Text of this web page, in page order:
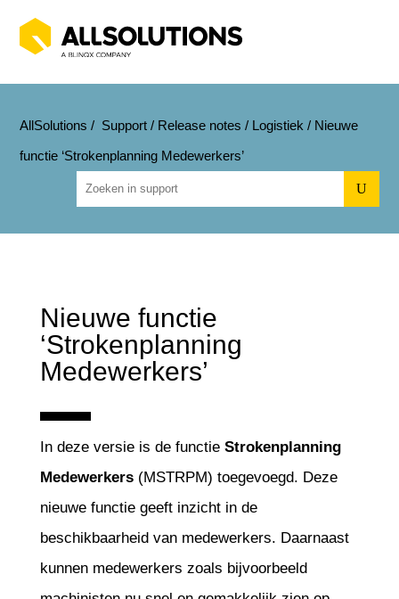
AllSolutions / Support/ Release notes / Logistiek / Nieuwe
functie ‘Strokenplanning Medewerkers’
U
Nieuwe functie
‘Strokenplanning
Medewerkers’
In deze versie is de functie Strokenplanning
Medewerkers(MSTRPM) toegevoegd. Deze
nieuwe functie geeft inzicht in de
beschikbaarheid van medewerkers. Daarnaast
kunnen medewerkers zoals bijvoorbeeld